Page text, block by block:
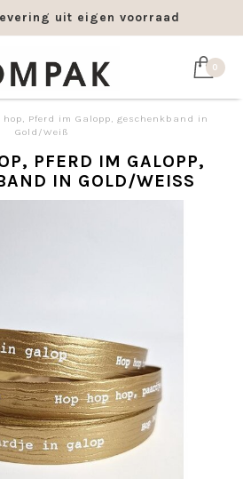
uit eigen voorraad
0
hop, Pferd im Galopp, geschenkband in
Gold/Weiß
PFERD IM GALOPP,
IN GOLD/WEISS